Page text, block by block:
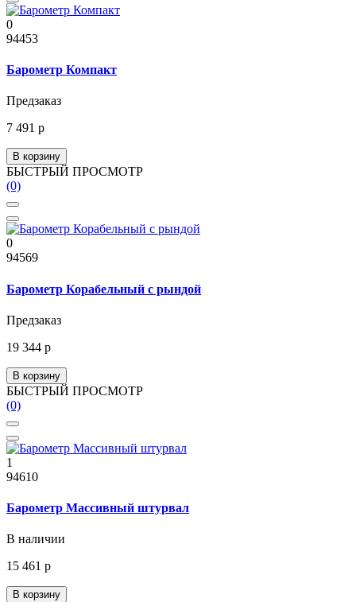
0
94453
Барометр Компакт
Предзаказ
7 491 р
В корзину
БЫСТРЫЙ ПРОСМОТР
(0)
0
94569
Барометр Корабельный с рындой
Предзаказ
19 344 р
В корзину
БЫСТРЫЙ ПРОСМОТР
(0)
1
94610
Барометр Массивный штурвал
В наличии
15 461 р
В корзину